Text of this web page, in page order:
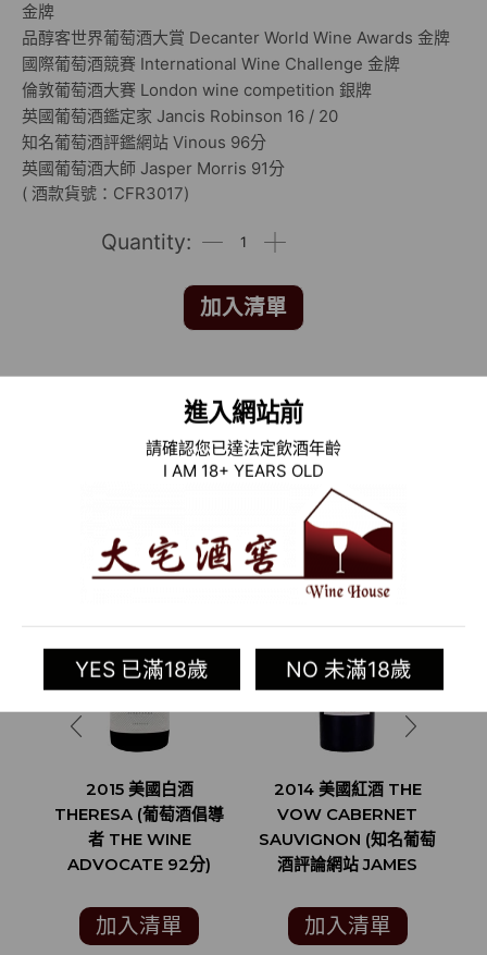
進入網站前
請確認您已達法定飲酒年齡
I AM 18+ YEARS OLD
YES 已滿18歲 NO 未滿18歲
金牌
品醇客世界葡萄酒大賞 Decanter World Wine Awards 金牌
國際葡萄酒競賽 International Wine Challenge 金牌
倫敦葡萄酒大賽 London wine competition 銀牌
英國葡萄酒鑑定家 Jancis Robinson 16 / 20
知名葡萄酒評鑑網站 Vinous 96分
英國葡萄酒大師 Jasper Morris 91分
( 酒款貨號：CFR3017)
加入清單
Château de Meursault
相關商品
2015 美國白酒
THERESA (葡萄酒倡導
者 THE WINE
ADVOCATE 92分)
加入清單
2014 美國紅酒 THE
VOW CABERNET
SAUVIGNON (知名葡萄
酒評論網站 JAMES
加入清單